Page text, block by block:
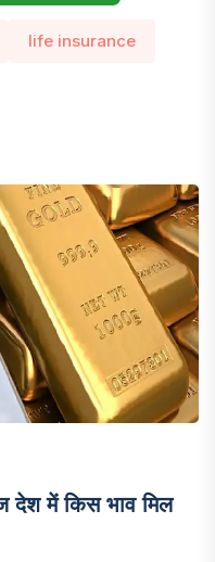
life insurance
में किस भाव मिल